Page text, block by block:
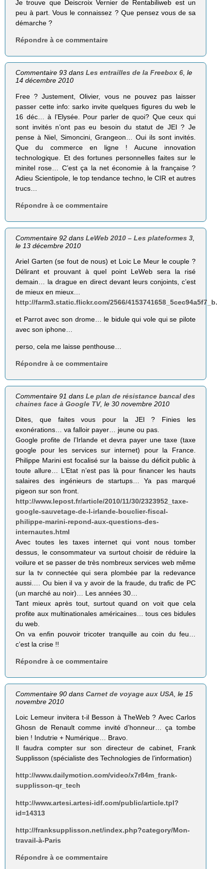
Je trouve que Deiscroix Vernier de Rentabiliweb est un
peu à part. Vous le connaissez ? Que pensez vous de sa
démarche ?
Répondre à ce commentaire
Commentaire 93 dansLes entrailles de la Freebox 6, le
14 décembre 2010
Free ? Justement, Olivier, vous ne pouvez pas laisser
passer cette info: sarko invite quelques figures du web le
16 déc… à l’Elysée. Pour parler de quoi? Que ceux qui
sont invités n’ont pas eu besoin du statut de JEI ? Je
pense à Niel, Simoncini, Grangeon… Oui ils sont invités.
Que du commerce en ligne ! Aucune innovation
technologique. Et des fortunes personnelles faites sur le
minitel rose… C’est ça la net économie à la française ?
Adieu Scientipole, le top tendance techno, le CIR et autres
trucs…
Répondre à ce commentaire
Commentaire 92 dansLeWeb 2010 – Les plateformes 3
le 13 décembre 2010
Ariel Garten (se fout de nous) et Loic Le Meur le couple ?
Délirant et prouvant à quel point LeWeb sera la risé
demain… la drague en direct devant leurs conjoints, c’est
de mieux en mieux…
http://farm3.static.flickr.com/2566/
et Parrot avec son drome… le bidule qui vole qui se pilote
avec son iphone…
perso, cela me laisse penthouse…
Répondre à ce commentaire
Commentaire 91 dansLe plan de résistance bancal des
chaines face à Google TV, le 30 novembre 2010
Dites, que faites vous pour la JEI ? Finies les
exonérations… va falloir payer… jeune ou pas.
Google profite de l’Irlande et devra payer une taxe (taxe
google pour les services sur internet) pour la France.
Philippe Marini est focalisé sur la baisse du déficit public à
toute allure… L’Etat n’est pas là pour financer les hauts
salaires des ingénieurs de startups… Ya pas marqué
pigeon sur son front.
http://www.lepost.fr/article/2010/11/30/2323952_taxe-
google-sauvetage-de-l-irlande-bouclier-fiscal-
philippe-marini-repond-aux-questions-des-
internautes.html
Avec toutes les taxes internet qui vont nous tomber
dessus, le consommateur va surtout choisir de réduire la
voilure et se passer de très nombreux services web même
sur la tv connectée qui sera plombée par la redevance
aussi…. Ou bien il va y avoir de la fraude, du trafic de PC
(un marché au noir)… Les années 30…
Tant mieux après tout, surtout quand on voit que cela
profite aux multinationales américaines… tous ces bidules
du web.
On va enfin pouvoir tricoter tranquille au coin du feu…
c’est la crise !!
Répondre à ce commentaire
Commentaire 90 dansCarnet de voyage aux USA, le 15
novembre 2010
Loic Lemeur invitera t-il Besson à TheWeb ? Avec Carlos
Ghosn de Renault comme invité d’honneur… ça tombe
bien ! Indutrie + Numérique… Bravo.
Il faudra compter sur son directeur de cabinet, Frank
Supplisson (spécialiste des Technologies de l’information)
http://www.dailymotion.com/video/x7r84m_frank-
supplisson-qr_tech
http://www.artesi.artesi-idf.com/public/article.tpl?
id=14313
http://franksupplisson.net/index.php?category/Mon-
travail-à-Paris
Répondre à ce commentaire